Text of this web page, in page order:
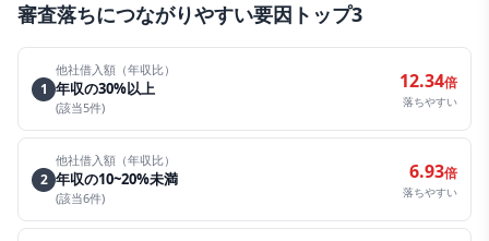
審査落ちにつながりやすい要因トップ3
1
他社借入額（年収比）
年収の30%以上
(該当5件)
12.34倍
落ちやすい
2
他社借入額（年収比）
年収の10~20%未満
(該当6件)
6.93倍
落ちやすい